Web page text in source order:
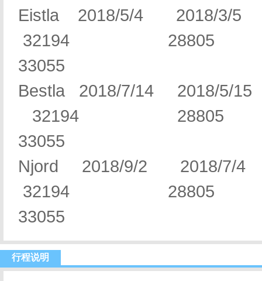
Eistla 2018/5/4
32194
33055
Bestla 2018/7/14
32194
33055
Njord 2018/9/2
32194
33055
行程说明